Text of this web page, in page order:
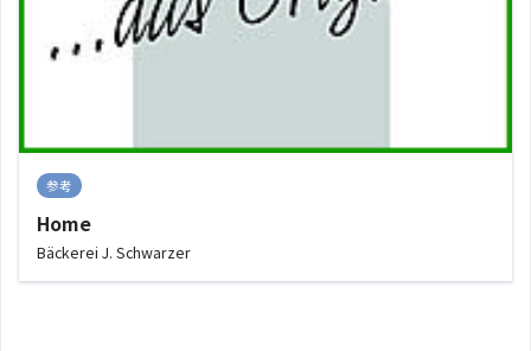
参考
Home
Bäckerei J. Schwarzer